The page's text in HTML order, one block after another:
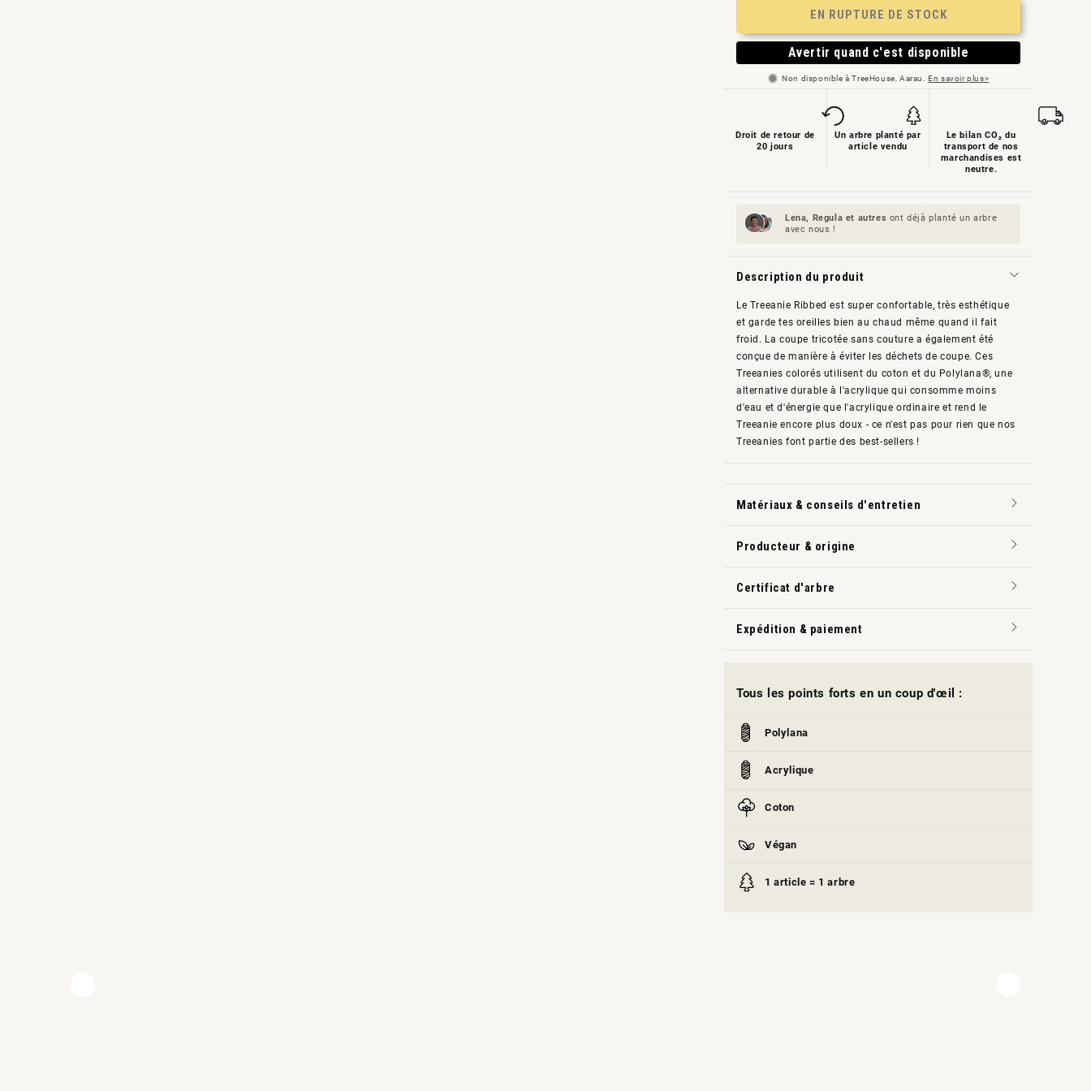
non
disponible
EN RUPTURE DE STOCK
Avertir quand c'est disponible
Non disponible à TreeHouse, Aarau.En savoir plus>
Droit de retour de
20 jours
Un arbre planté par
article vendu
Le bilan CO₂ du
transport de nos
marchandises est
neutre.
Lena, Regula et autres ont déjà planté un arbre
avec nous !
Description du produit
Le Treeanie Ribbed est super confortable, très esthétique
et garde tes oreilles bien au chaud même quand il fait
froid. La coupe tricotée sans couture a également été
conçue de manière à éviter les déchets de coupe. Ces
Treeanies colorés utilisent du coton et du Polylana®, une
alternative durable à l'acrylique qui consomme moins
d'eau et d'énergie que l'acrylique ordinaire et rend le
Treeanie encore plus doux - ce n'est pas pour rien que nos
Treeanies font partie des best-sellers !
Matériaux & conseils d'entretien
Producteur & origine
Certificat d'arbre
Expédition & paiement
Tous les points forts en un coup d'œil :
Polylana
Acrylique
Coton
Végan
1 article = 1 arbre